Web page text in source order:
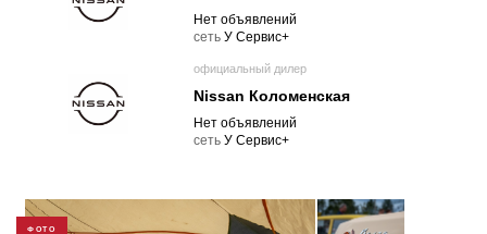
Нет объявлений
cеть У Сервис+
официальный дилер
Nissan Коломенская
Нет объявлений
cеть У Сервис+
ФОТО